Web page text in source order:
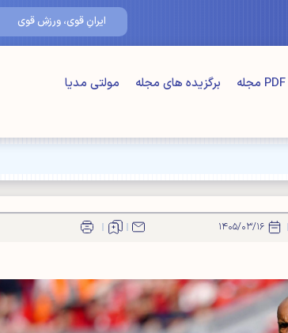
ایرانِ قوی، ورزشِ قوی
برگزیده های مجله مولتی مدیا
۱۴۰۵/۰۳/۱۶